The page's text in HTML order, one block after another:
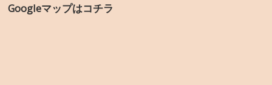
Googleマップはコチラ